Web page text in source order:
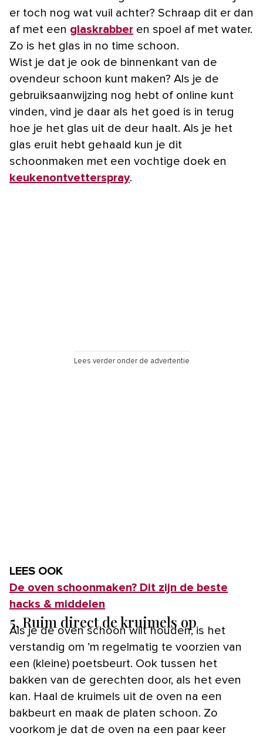
er toch nog wat vuil achter? Schraap dit er dan
af met een glaskrabber en spoel af met water.
Zo is het glas in no time schoon.
Wist je dat je ook de binnenkant van de
ovendeur schoon kunt maken? Als je de
gebruiksaanwijzing nog hebt of online kunt
vinden, vind je daar als het goed is in terug
hoe je het glas uit de deur haalt. Als je het
glas eruit hebt gehaald kun je dit
schoonmaken met een vochtige doek en
keukenontvetterspray.
Lees verder onder de advertentie
LEES OOK
De oven schoonmaken? Dit zijn de beste
hacks & middelen
5. Ruim direct de kruimels op
Als je de oven schoon wilt houden, is het
verstandig om ’m regelmatig te voorzien van
een (kleine) poetsbeurt. Ook tussen het
bakken van de gerechten door, als het even
kan. Haal de kruimels uit de oven na een
bakbeurt en maak de platen schoon. Zo
voorkom je dat de oven na een paar keer